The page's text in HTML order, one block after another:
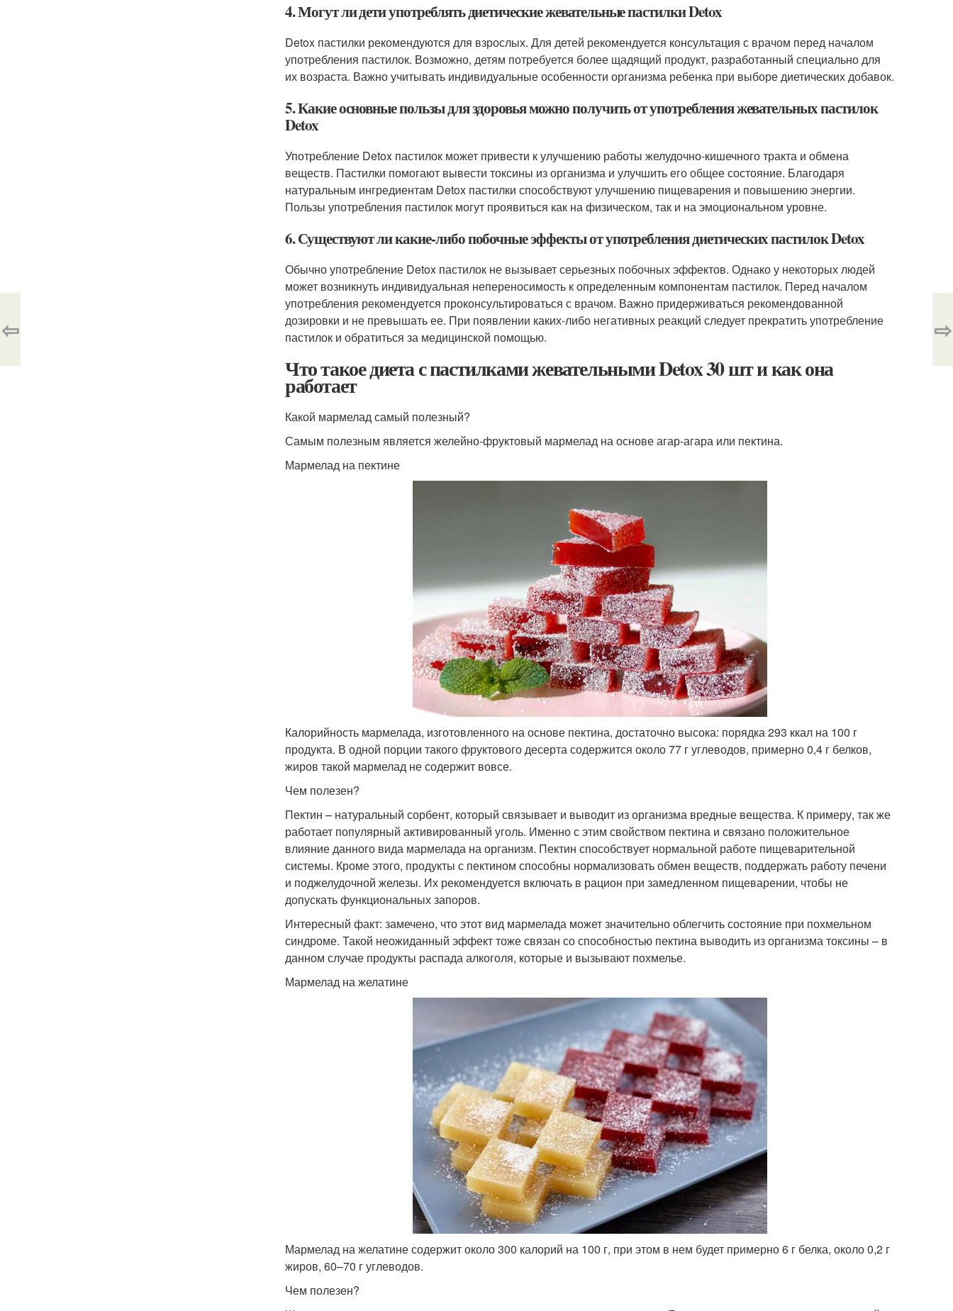
4. Могут ли дети употреблять диетические жевательные пастилки Detox
Detox пастилки рекомендуются для взрослых. Для детей рекомендуется консультация с врачом перед началом
употребления пастилок. Возможно, детям потребуется более щадящий продукт, разработанный специально для
их возраста. Важно учитывать индивидуальные особенности организма ребенка при выборе диетических добавок.
5. Какие основные пользы для здоровья можно получить от употребления жевательных пастилок
Detox
Употребление Detox пастилок может привести к улучшению работы желудочно-кишечного тракта и обмена
веществ. Пастилки помогают вывести токсины из организма и улучшить его общее состояние. Благодаря
натуральным ингредиентам Detox пастилки способствуют улучшению пищеварения и повышению энергии.
Пользы употребления пастилок могут проявиться как на физическом, так и на эмоциональном уровне.
6. Существуют ли какие-либо побочные эффекты от употребления диетических пастилок Detox
Обычно употребление Detox пастилок не вызывает серьезных побочных эффектов. Однако у некоторых людей
может возникнуть индивидуальная непереносимость к определенным компонентам пастилок. Перед началом
употребления рекомендуется проконсультироваться с врачом. Важно придерживаться рекомендованной
дозировки и не превышать ее. При появлении каких-либо негативных реакций следует прекратить употребление
пастилок и обратиться за медицинской помощью.
Что такое диета с пастилками жевательными Detox 30 шт и как она
работает
Какой мармелад самый полезный?
Самым полезным является желейно-фруктовый мармелад на основе агар-агара или пектина.
Мармелад на пектине
Калорийность мармелада, изготовленного на основе пектина, достаточно высока: порядка 293 ккал на 100 г
продукта. В одной порции такого фруктового десерта содержится около 77 г углеводов, примерно 0,4 г белков,
жиров такой мармелад не содержит вовсе.
Чем полезен?
Пектин – натуральный сорбент, который связывает и выводит из организма вредные вещества. К примеру, так же
работает популярный активированный уголь. Именно с этим свойством пектина и связано положительное
влияние данного вида мармелада на организм. Пектин способствует нормальной работе пищеварительной
системы. Кроме этого, продукты с пектином способны нормализовать обмен веществ, поддержать работу печени
и поджелудочной железы. Их рекомендуется включать в рацион при замедленном пищеварении, чтобы не
допускать функциональных запоров.
Интересный факт: замечено, что этот вид мармелада может значительно облегчить состояние при похмельном
синдроме. Такой неожиданный эффект тоже связан со способностью пектина выводить из организма токсины – в
данном случае продукты распада алкоголя, которые и вызывают похмелье.
Мармелад на желатине
Мармелад на желатине содержит около 300 калорий на 100 г, при этом в нем будет примерно 6 г белка, около 0,2 г
жиров, 60–70 г углеводов.
Чем полезен?
⇦ ⇨